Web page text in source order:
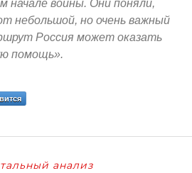
начале войны. Они поняли,
небольшой, но очень важный
Россия может оказать
помощь».
анализ